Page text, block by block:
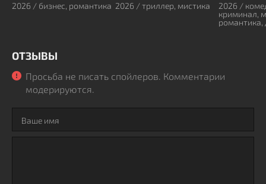
2026 / бизнес, романтика 2026 / триллер, мистика
2026 /
криминал,
романтика,
ОТЗЫВЫ
Просьба не писать спойлеров. Комментарии
модерируются.